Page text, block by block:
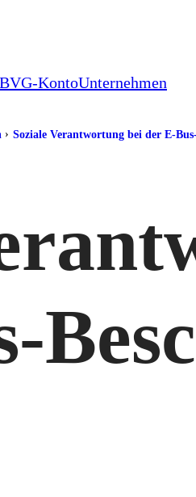
BVG-KontoUnternehmen
Soziale Verantwortung bei der E-